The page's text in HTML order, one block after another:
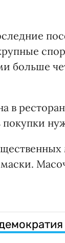
больше
в
маски.